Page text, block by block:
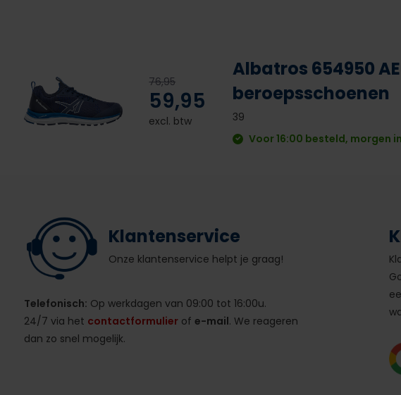
76,95
59,95
excl. btw
Albatros 654950
beroepsschoenen
39
Voor 16:00 besteld, morgen
Klantenservice
Onze klantenservice helpt je graag!
Telefonisch: Op werkdagen van 09:00 tot 16:00u.
24/7 via het contactformulierof e-mail. We reageren
dan zo snel mogelijk.